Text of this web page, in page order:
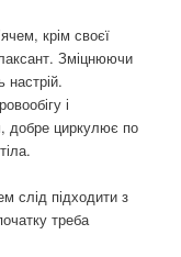
крім своєї
Зміцнюючи
настрій.
і
добре циркулює по
слід підходити з
треба